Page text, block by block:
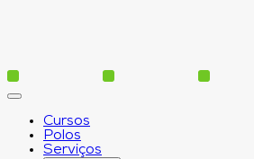
Cursos
Polos
Serviços